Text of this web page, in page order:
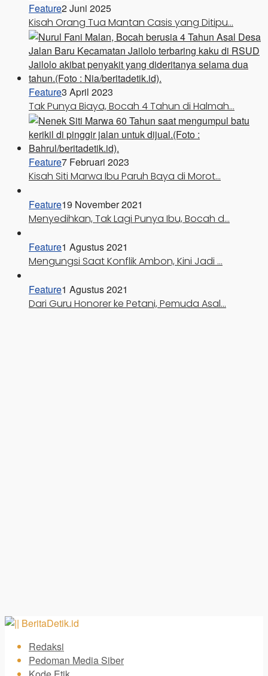
Feature2 Juni 2025
Kisah Orang Tua Mantan Casis yang Ditipu…
Feature3 April 2023
Tak Punya Biaya, Bocah 4 Tahun di Halmah…
Feature7 Februari 2023
Kisah Siti Marwa Ibu Paruh Baya di Morot…
Feature19 November 2021
Menyedihkan, Tak Lagi Punya Ibu, Bocah d…
Feature1 Agustus 2021
Mengungsi Saat Konflik Ambon, Kini Jadi …
Feature1 Agustus 2021
Dari Guru Honorer ke Petani, Pemuda Asal…
Redaksi
Pedoman Media Siber